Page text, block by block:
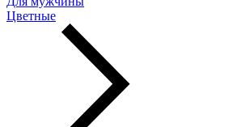
Цветные